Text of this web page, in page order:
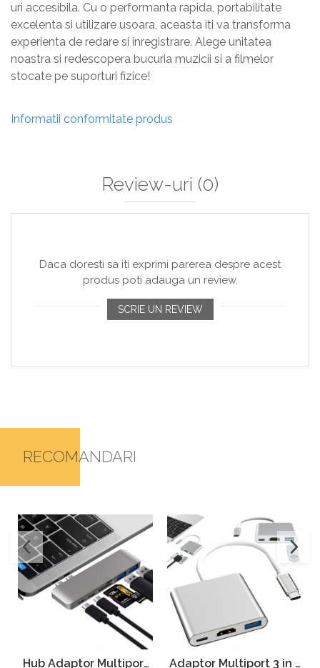
uri accesibila. Cu o performanta rapida, portabilitate
excelenta si utilizare usoara, aceasta iti va transforma
experienta de redare si inregistrare. Alege unitatea
noastra si redescopera bucuria muzicii si a filmelor
stocate pe suporturi fizice!
Informatii conformitate produs
Review-uri (0)
Daca doresti sa iti exprimi parerea despre acest
produs poti adauga un review.
SCRIE UN REVIEW
RECOMANDARI
Hub Adaptor Multiport
Adaptor Multiport 3 in 1